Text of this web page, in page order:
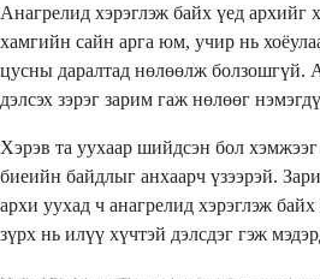
Анагрелид хэрэглэж байх үед архийг
хамгийн сайн арга юм, учир нь
цусны даралтад нөлөөлж болзошгүй.
дэлсэх зэрэг зарим гаж нөлөөг
Хэрэв та уухаар шийдсэн бол
биеийн байдлыг анхаарч үзээрэй.
архи уухад ч анагрелид хэрэглэж
зүрх нь илүү хүчтэй дэлсдэг гэж